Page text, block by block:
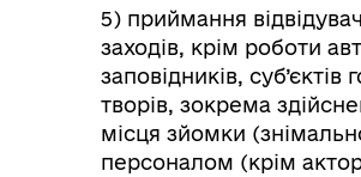
5) приймання
заходів, крім роботи
заповідників,
творів, зокрема
місця зйомки
персоналом (крім